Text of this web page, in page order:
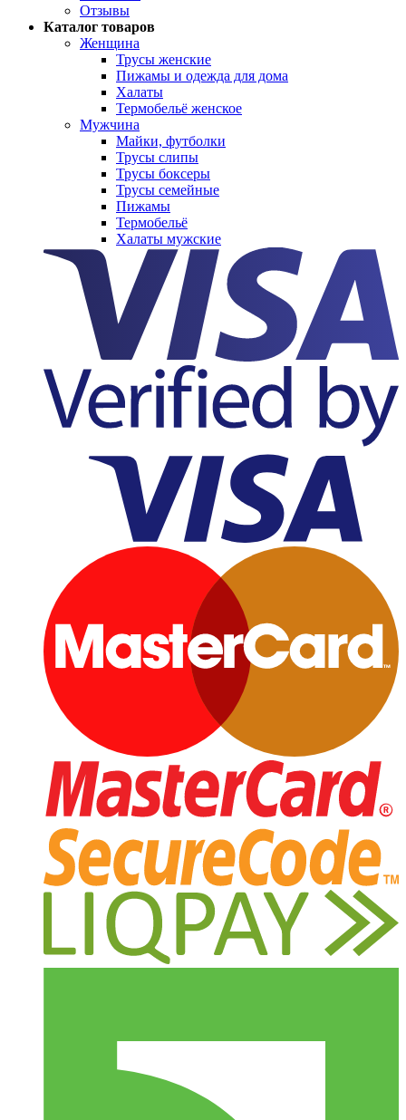
Отзывы
Каталог товаров
Женщина
Трусы женские
Пижамы и одежда для дома
Халаты
Термобельё женское
Мужчина
Майки, футболки
Трусы слипы
Трусы боксеры
Трусы семейные
Пижамы
Термобельё
Халаты мужские